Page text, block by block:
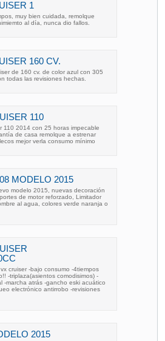
1
muy bien cuidada, remolque
al día, nunca dio fallos.
160 CV.
de 160 cv. de color azul con 305
todas las revisiones hechas.
110
110 2014 con 25 horas impecable
de casa remolque a estrenar
mejor verla consumo mínimo
MODELO 2015
modelo 2015, nuevas decoración
de motor reforzado, Limitador
al agua, colores verde naranja o
cruiser -bajo consumo -4tiempos
-triplaza(asientos comodisimos) -
-marcha atrás -gancho eski acuático
electrónico antirrobo -revisiones
2015